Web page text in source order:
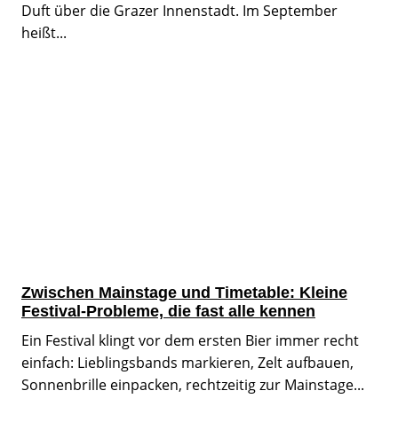
Duft über die Grazer Innenstadt. Im September
heißt...
Zwischen Mainstage und Timetable: Kleine
Festival-Probleme, die fast alle kennen
Ein Festival klingt vor dem ersten Bier immer recht
einfach: Lieblingsbands markieren, Zelt aufbauen,
Sonnenbrille einpacken, rechtzeitig zur Mainstage...